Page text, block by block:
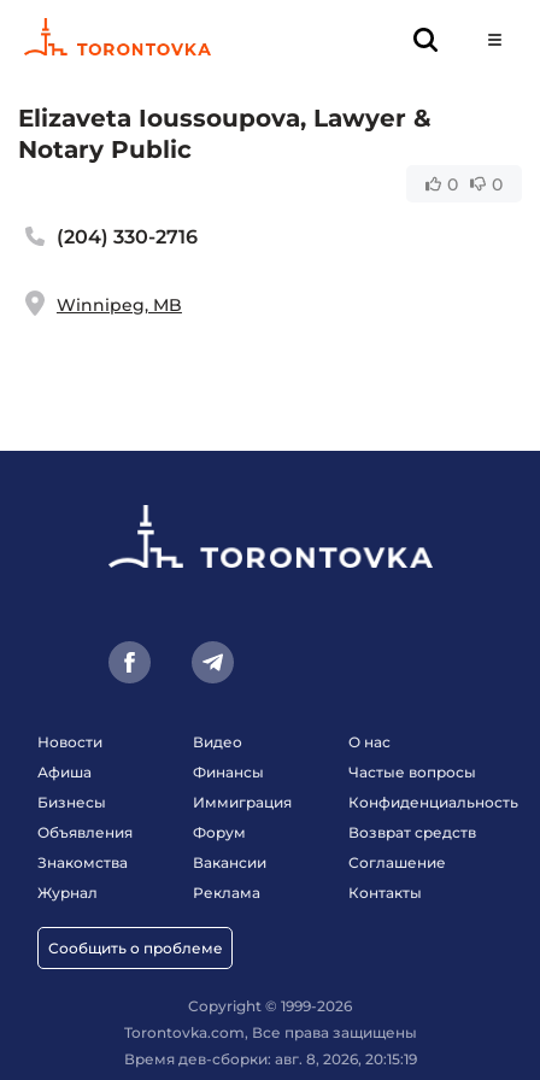
Elizaveta Ioussoupova, Lawyer &
Notary Public
0 0
(204) 330-2716
Winnipeg, MB
Новости
Афиша
Бизнесы
Объявления
Знакомства
Журнал
Сообщить о проблеме
Видео
Финансы
Иммиграция
Форум
Вакансии
Реклама
О нас
Частые вопросы
Конфиденциальность
Возврат средств
Соглашение
Контакты
Copyright © 1999-2026
Torontovka.com, Все права защищены
Время дев-сборки: авг. 8, 2026, 20:15:19